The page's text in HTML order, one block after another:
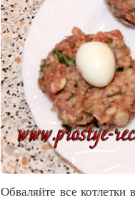
Обваляйте все